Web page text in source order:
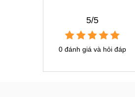
5/5
0 đánh giá và hỏi đáp